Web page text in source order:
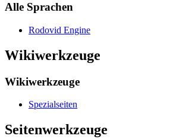
Alle Sprachen
Rodovid Engine
Wikiwerkzeuge
Wikiwerkzeuge
Spezialseiten
Seitenwerkzeuge